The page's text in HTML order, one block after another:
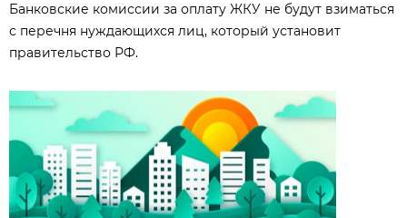
Банковские комиссии за оплату ЖКУ не будут взиматься
с перечня нуждающихся лиц, который установит
правительство РФ.